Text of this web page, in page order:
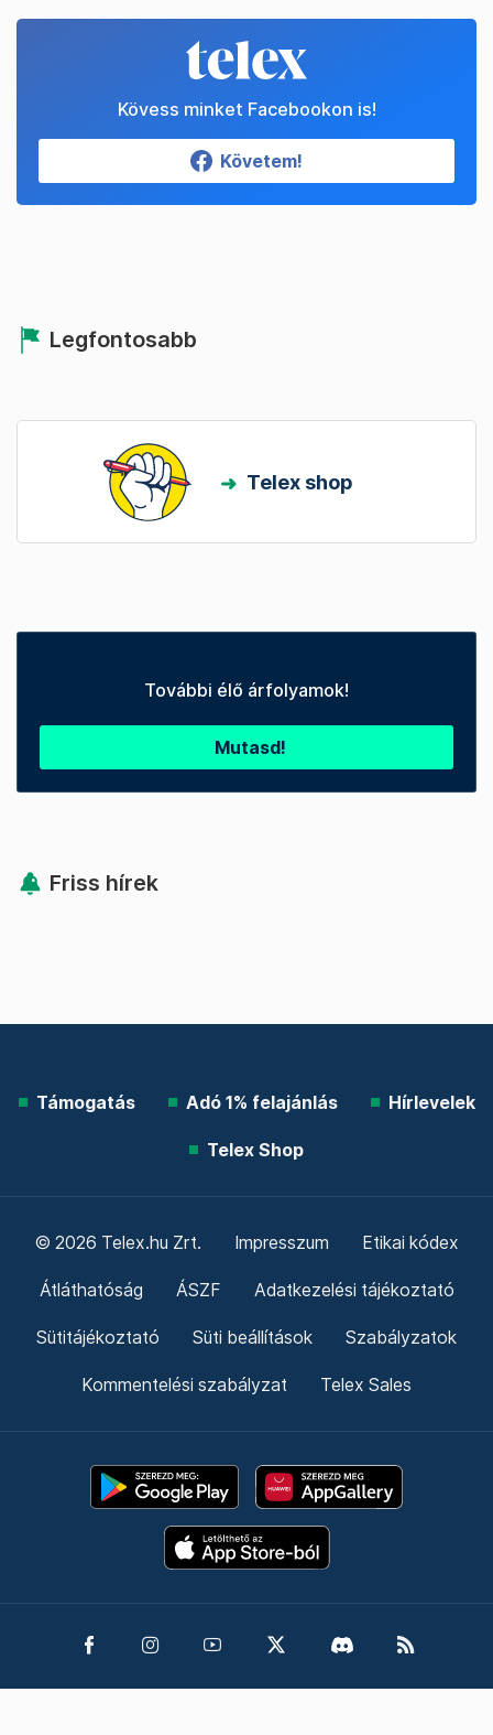
Kövess minket Facebookon is!
Követem!
Legfontosabb
Telex shop
További élő árfolyamok!
Mutasd!
Friss hírek
Támogatás Adó 1% felajánlás Hírlevelek
Telex Shop
© 2026 Telex.hu Zrt. Impresszum Etikai kódex
Átláthatóság ÁSZF Adatkezelési tájékoztató
Sütitájékoztató Süti beállítások Szabályzatok
Kommentelési szabályzat Telex Sales